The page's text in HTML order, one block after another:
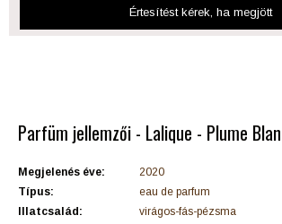
Értesítést kérek, ha megjött
Parfüm jellemzői - Lalique - Plume
Megjelenés éve:
2020
Típus:
eau de parfum
Illatcsalád:
virágos-fás-pézsma